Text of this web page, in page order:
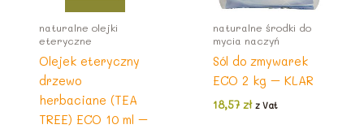
naturalne olejki
eteryczne
Olejek eteryczny
drzewo
herbaciane (TEA
TREE) ECO 10 ml –
naturalne środki do
mycia naczyń
Sól do zmywarek
ECO 2 kg – KLAR
18,57zł z Vat